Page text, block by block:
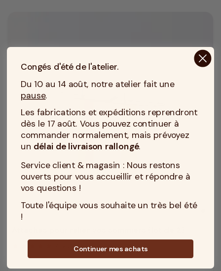
(33)
Congés d'été de l'atelier.
Du 10 au 14 août, notre atelier fait une
pause.
Les fabrications et expéditions reprendront
dès le 17 août. Vous pouvez continuer à
commander normalement, mais prévoyez
un délai de livraison rallongé.
Service client & magasin : Nous restons
ouverts pour vous accueillir et répondre à
vos questions !
Toute l'équipe vous souhaite un très bel été
!
Continuer mes achats